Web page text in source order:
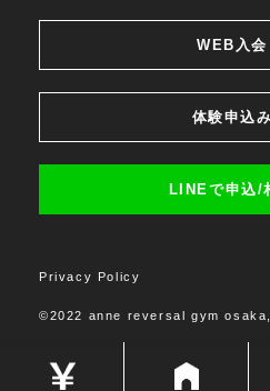
WEB入会
体験申込み
LINEで申込/
Privacy Policy
©2022 anne reversal gym